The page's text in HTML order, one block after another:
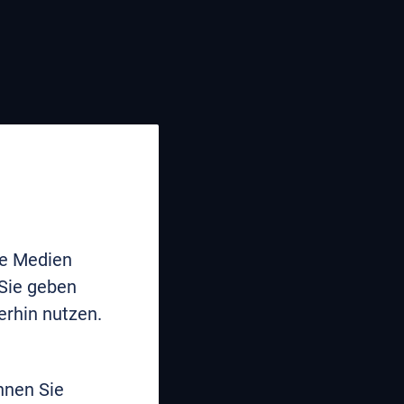
Medien
geben
nutzen.
Sie